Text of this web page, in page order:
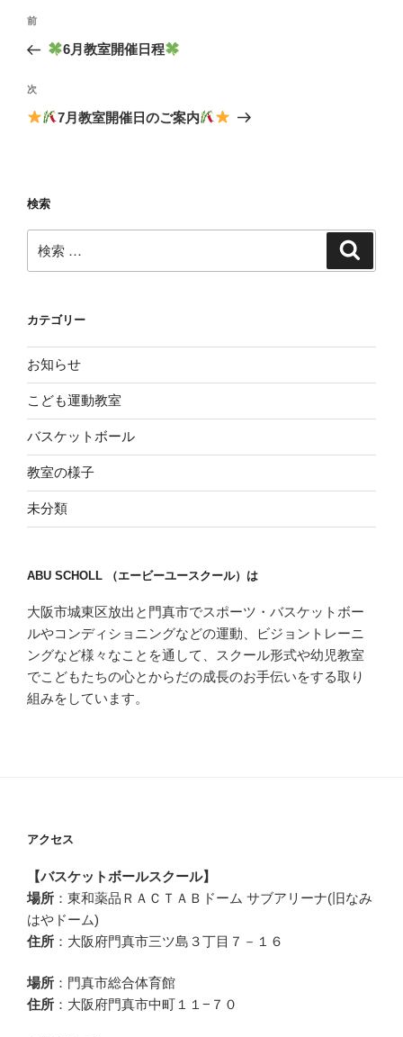
投
ナ
ビ
ゲ
ン
過
去
投
稿
前
6月教室開催日程
次
の
次
7月教室開催日のご案内
検索
索:
カテゴリー
お知らせ
こども運動教室
バスケットボール
教室の様子
未分類
ABU SCHOLL （エービーユースクール）は
大阪市城東区放出と門真市でスポーツ・バスケットボー
ルやコンディショニングなどの運動、ビジョントレーニ
ングなど様々なことを通して、スクール形式や幼児教室
でこどもたちの心とからだの成長のお手伝いをする取り
組みをしています。
アクセス
【バスケットボールスクール】
場所 ：東和薬品ＲＡＣＴＡＢドーム サブアリーナ(旧なみ
はやドーム)
住所 ：大阪府門真市三ツ島３丁目７－１６
場所 ：門真市総合体育館
住所 ：大阪府門真市中町１１−７０